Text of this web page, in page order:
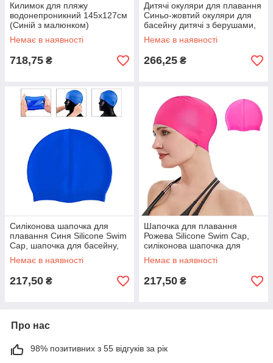
Килимок для пляжу
водонепроникний 145х127см
(Синій з малюнком)
покривало для пікніка,
підстилка
Немає в наявності
718,75 ₴
Дитячі окуляри для плавання
Синьо-жовтий окуляри для
басейну дитячі з берушами,
окуляри для плавання
Немає в наявності
266,25 ₴
Силіконова шапочка для
плавання Синя Silicone Swim
Cap, шапочка для басейну,
шапочка для плавання
Немає в наявності
217,50 ₴
Шапочка для плавання
Рожева Silicone Swim Cap,
силіконова шапочка для
плавання, плавальна
шапочка
Немає в наявності
217,50 ₴
Про нас
98% позитивних з 55 відгуків за рік